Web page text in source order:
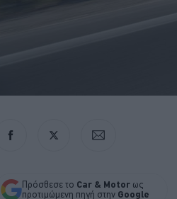
Πρόσθεσε το Car & Motor ως
προτιμώμενη πηγή στην Google